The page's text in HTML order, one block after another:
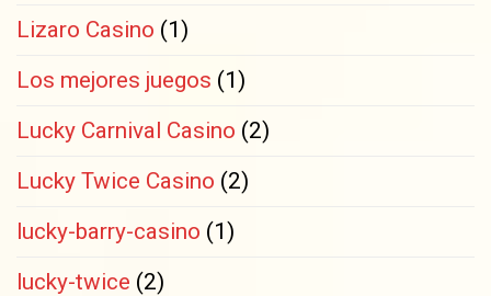
Lizaro Casino (1)
Los mejores juegos (1)
Lucky Carnival Casino (2)
Lucky Twice Casino (2)
lucky-barry-casino (1)
lucky-twice (2)